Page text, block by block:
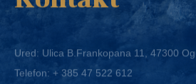
Ured: Ulica B.Frankopana 11, 47300
Telefon:+ 385 47 522 612
Telefaks:+ 385 47 522 821